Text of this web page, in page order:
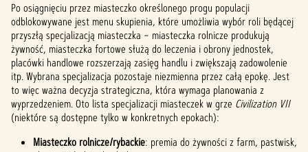
Po osiągnięciu przez miasteczko określonego progu populacji
odblokowywane jest menu skupienia, które umożliwia wybór roli będącej
przyszłą specjalizacją miasteczka – miasteczka rolnicze produkują
żywność, miasteczka fortowe służą do leczenia i obrony jednostek,
placówki handlowe rozszerzają zasięg handlu i zwiększają zadowolenie
itp. Wybrana specjalizacja pozostaje niezmienna przez całą epokę. Jest
to więc ważna decyzja strategiczna, która wymaga planowania z
wyprzedzeniem. Oto lista specjalizacji miasteczek w grze Civilization VII
(niektóre są dostępne tylko w konkretnych epokach):
Miasteczko rolnicze/rybackie: premia do żywności z farm, pastwisk,